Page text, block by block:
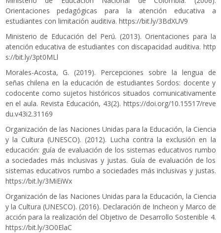
Orientaciones pedagógicas para la atención educativa a
estudiantes con limitación auditiva. https://bit.ly/3BdXUV9
Ministerio de Educación del Perú. (2013). Orientaciones para la
atención educativa de estudiantes con discapacidad auditiva. http
s://bit.ly/3pt0MLl
Morales-Acosta, G. (2019). Percepciones sobre la lengua de
señas chilena en la educación de estudiantes Sordos: docente y
codocente como sujetos históricos situados comunicativamente
en el aula. Revista Educación, 43(2). https://doi.org/10.15517/reve
du.v43i2.31169
Organización de las Naciones Unidas para la Educación, la Ciencia
y la Cultura (UNESCO). (2012). Lucha contra la exclusión en la
educación: guía de evaluación de los sistemas educativos rumbo
a sociedades más inclusivas y justas. Guía de evaluación de los
sistemas educativos rumbo a sociedades más inclusivas y justas.
https://bit.ly/3MiEiWx
Organización de las Naciones Unidas para la Educación, la Ciencia
y la Cultura (UNESCO). (2016). Declaración de Incheon y Marco de
acción para la realización del Objetivo de Desarrollo Sostenible 4.
https://bit.ly/3O0ElaC